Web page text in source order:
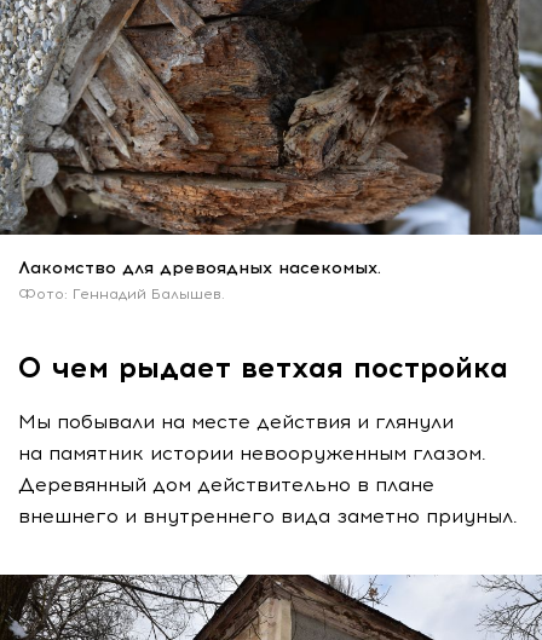
Лакомство для древоядных насекомых.
Фото: Геннадий Балышев.
О чем рыдает ветхая постройка
Мы побывали на месте действия и глянули
на памятник истории невооруженным глазом.
Деревянный дом действительно в плане
внешнего и внутреннего вида заметно приуныл.